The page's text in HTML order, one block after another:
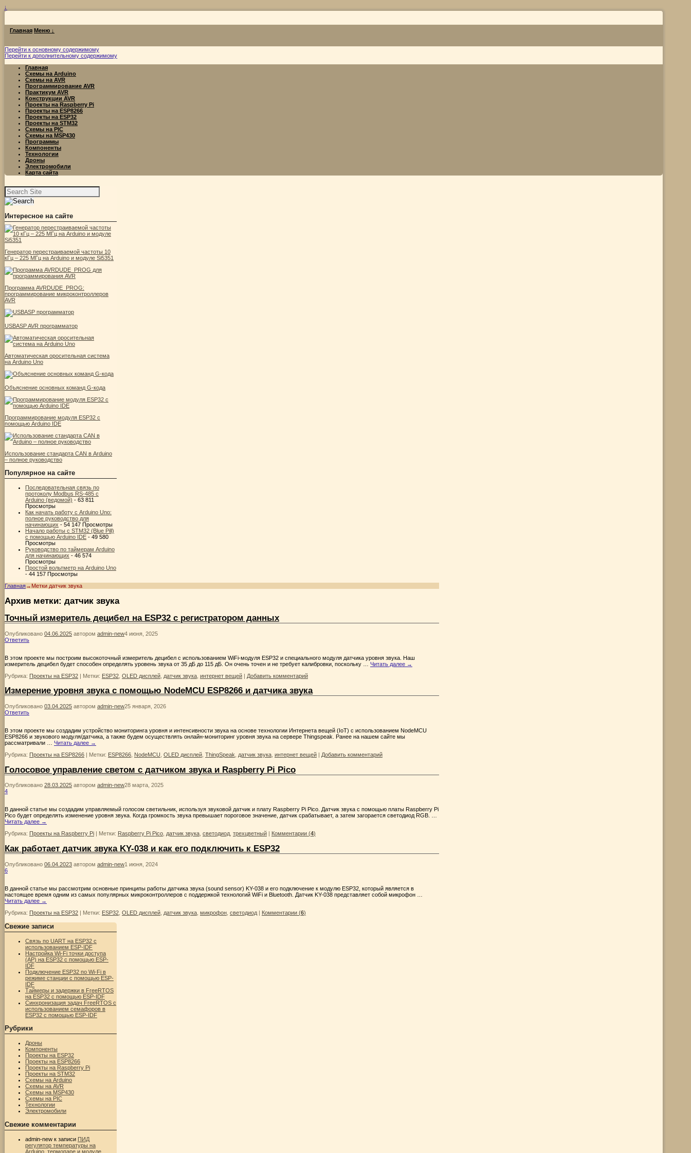
↓
Главная Меню ↓
Перейти к основному содержимому
Перейти к дополнительному содержимому
Главная
Схемы на Arduino
Схемы на AVR
Программирование AVR
Практикум AVR
Конструкции AVR
Проекты на Raspberry Pi
Проекты на ESP8266
Проекты на ESP32
Проекты на STM32
Схемы на PIC
Схемы на MSP430
Программы
Компоненты
Технологии
Дроны
Электромобили
Карта сайта
Найти:
Интересное на сайте
Генератор перестраиваемой частоты 10
кГц – 225 МГц на Arduino и модуле Si5351
Программа AVRDUDE_PROG:
программирование микроконтроллеров
AVR
USBASP AVR программатор
Автоматическая оросительная система
на Arduino Uno
Объяснение основных команд G-кода
Программирование модуля ESP32 с
помощью Arduino IDE
Использование стандарта CAN в Arduino
– полное руководство
Популярное на сайте
Последовательная связь по
протоколу Modbus RS-485 с
Arduino (ведомой) - 63 811
Просмотры
Как начать работу с Arduino Uno:
полное руководство для
начинающих - 54 147 Просмотры
Начало работы с STM32 (Blue Pill)
с помощью Arduino IDE - 49 580
Просмотры
Руководство по таймерам Arduino
для начинающих - 46 574
Просмотры
Простой вольтметр на Arduino Uno
- 44 157 Просмотры
Главная→Метки датчик звука
Архив метки: датчик звука
Точный измеритель децибел на ESP32 с регистратором данных
Опубликовано 04.06.2025 автором admin-new4 июня, 2025
Ответить
В этом проекте мы построим высокоточный измеритель децибел с использованием WiFi-модуля ESP32 и специального модуля датчика уровня звука. Наш
измеритель децибел будет способен определять уровень звука от 35 дБ до 115 дБ. Он очень точен и не требует калибровки, поскольку … Читать далее →
Рубрика: Проекты на ESP32 | Метки: ESP32 OLED дисплей датчик звука интернет вещей | Добавить комментарий
Измерение уровня звука с помощью NodeMCU ESP8266 и датчика звука
Опубликовано 03.04.2025 автором admin-new25 января, 2026
Ответить
В этом проекте мы создадим устройство мониторинга уровня и интенсивности звука на основе технологии Интернета вещей (IoT) с использованием NodeMCU
ESP8266 и звукового модуля/датчика, а также будем осуществлять онлайн-мониторинг уровня звука на сервере Thingspeak. Ранее на нашем сайте мы
рассматривали … Читать далее →
Рубрика: Проекты на ESP8266 | Метки: ESP8266 NodeMCU OLED дисплей ThingSpeak датчик звука интернет вещей | Добавить комментарий
Голосовое управление светом с датчиком звука и Raspberry Pi Pico
Опубликовано 28.03.2025 автором admin-new28 марта, 2025
4
В данной статье мы создадим управляемый голосом светильник, используя звуковой датчик и плату Raspberry Pi Pico. Датчик звука с помощью платы Raspberry Pi
Pico будет определять изменение уровня звука. Когда громкость звука превышает пороговое значение, датчик срабатывает, а затем загорается светодиод RGB. …
Читать далее →
Рубрика: Проекты на Raspberry Pi Метки: Raspberry Pi Pico датчик звука светодиод трехцветный Комментарии (4)
Как работает датчик звука KY-038 и как его подключить к ESP32
Опубликовано 06.04.2023 автором admin-new1 июня, 2024
6
В данной статье мы рассмотрим основные принципы работы датчика звука (sound sensor) KY-038 и его подключение к модулю ESP32, который является в
настоящее время одним из самых популярных микроконтроллеров с поддержкой технологий WiFi и Bluetooth. Датчик KY-038 представляет собой микрофон …
Читать далее →
Рубрика: Проекты на ESP32 | Метки: ESP32 OLED дисплей датчик звука микрофон светодиод | Комментарии (6)
Свежие записи
Связь по UART на ESP32 с
использованием ESP-IDF
Настройка Wi-Fi точки доступа
(AP) на ESP32 с помощью ESP-
IDF
Подключение ESP32 по Wi-Fi в
режиме станции с помощью ESP-
IDF
Таймеры и задержки в FreeRTOS
на ESP32 с помощью ESP-IDF
Синхронизация задач FreeRTOS с
использованием семафоров в
ESP32 с помощью ESP-IDF
Рубрики
Дроны
Компоненты
Проекты на ESP32
Проекты на ESP8266
Проекты на Raspberry Pi
Проекты на STM32
Схемы на Arduino
Схемы на AVR
Схемы на MSP430
Схемы на PIC
Технологии
Электромобили
Свежие комментарии
admin-new к записи ПИД
регулятор температуры на
Arduino, термопаре и модуле